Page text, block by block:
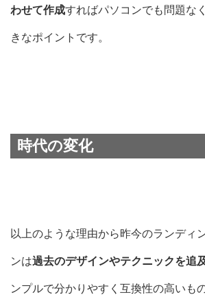
わせて作成すればパソコンでも問題な
きなポイントです。
時代の変化
以上のような理由から昨今のランディ
ンは過去のデザインやテクニックを追
ンプルで分かりやすく互換性の高いも